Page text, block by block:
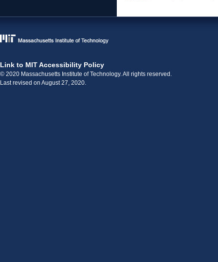
Link to MIT Accessibility Policy
© 2020 Massachusetts Institute of Technology. All rights reserved.
Last revised on August 27, 2020.